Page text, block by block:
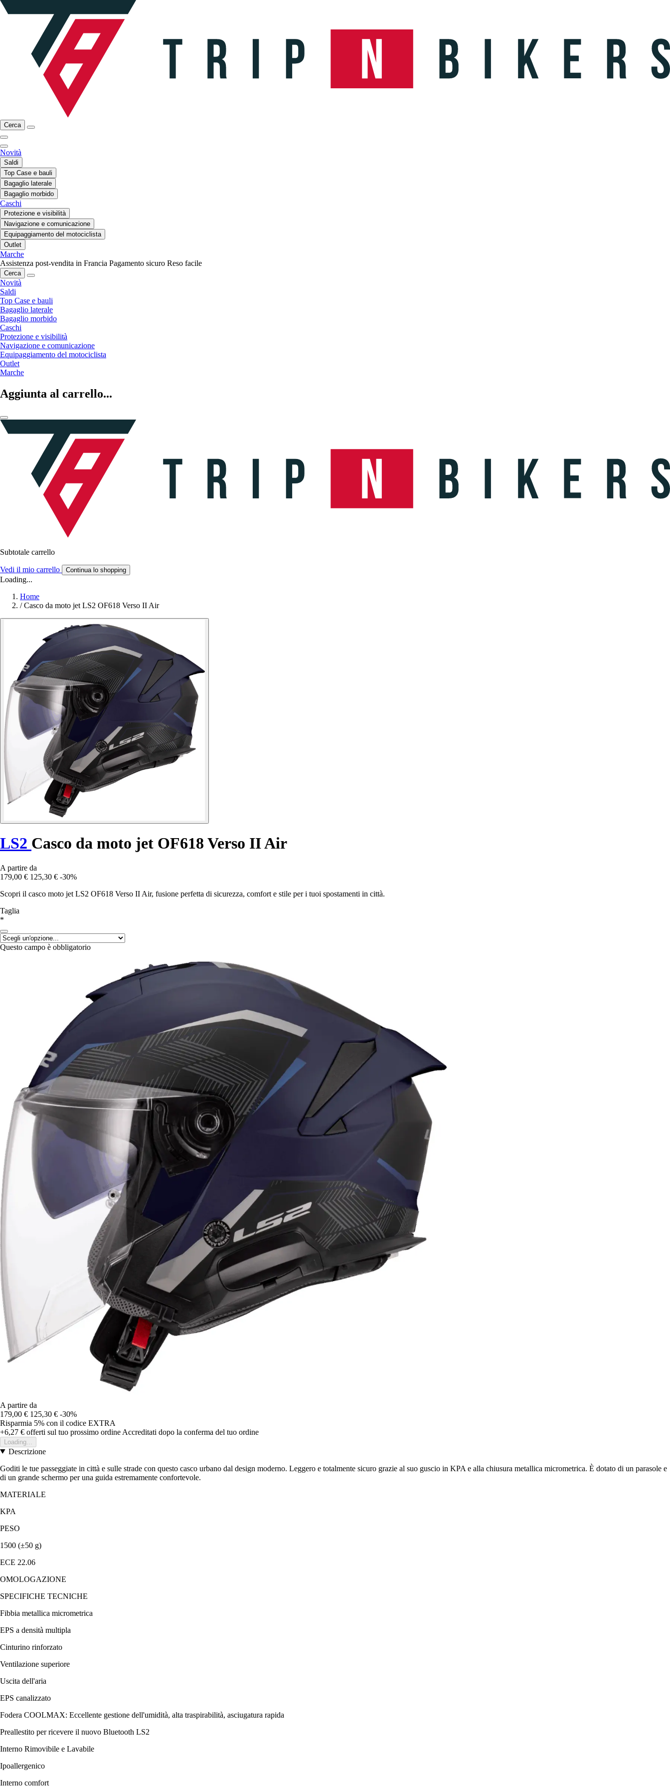
Cerca
Novità
Saldi
Top Case e bauli
Bagaglio laterale
Bagaglio morbido
Caschi
Protezione e visibilità
Navigazione e comunicazione
Equipaggiamento del motociclista
Outlet
Marche
Assistenza post-vendita in Francia Pagamento sicuro Reso facile
Cerca
Novità
Saldi
Top Case e bauli
Bagaglio laterale
Bagaglio morbido
Caschi
Protezione e visibilità
Navigazione e comunicazione
Equipaggiamento del motociclista
Outlet
Marche
Aggiunta al carrello...
Subtotale carrello
Vedi il mio carrello Continua lo shopping
Loading...
Home
/ Casco da moto jet LS2 OF618 Verso II Air
LS2 Casco da moto jet OF618 Verso II Air
A partire da
179,00 € 125,30 € -30%
Scopri il casco moto jet LS2 OF618 Verso II Air, fusione perfetta di sicurezza, comfort e stile per i tuoi spostamenti in città.
Taglia
*
Questo campo è obbligatorio
A partire da
179,00 € 125,30 € -30%
Risparmia 5% con il codice EXTRA
+6,27 € offerti sul tuo prossimo ordine Accreditati dopo la conferma del tuo ordine
Loading...
Descrizione
Goditi le tue passeggiate in città e sulle strade con questo casco urbano dal design moderno. Leggero e totalmente sicuro grazie al suo guscio in KPA e alla chiusura metallica micrometrica. È dotato di un parasole e
di un grande schermo per una guida estremamente confortevole.
MATERIALE
KPA
PESO
1500 (±50 g)
ECE 22.06
OMOLOGAZIONE
SPECIFICHE TECNICHE
Fibbia metallica micrometrica
EPS a densità multipla
Cinturino rinforzato
Ventilazione superiore
Uscita dell'aria
EPS canalizzato
Fodera COOLMAX: Eccellente gestione dell'umidità, alta traspirabilità, asciugatura rapida
Preallestito per ricevere il nuovo Bluetooth LS2
Interno Rimovibile e Lavabile
Ipоallergenico
Interno comfort